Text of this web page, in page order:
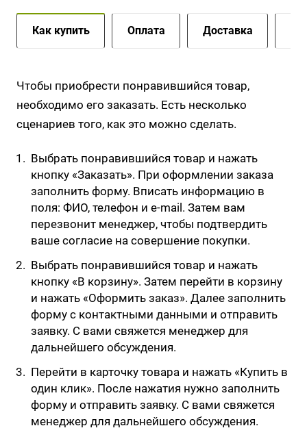
Как купить Оплата Доставка
Чтобы приобрести понравившийся товар,
необходимо его заказать. Есть несколько
сценариев того, как это можно сделать.
Выбрать понравившийся товар и нажать
кнопку «Заказать». При оформлении заказа
заполнить форму. Вписать информацию в
поля: ФИО, телефон и e-mail. Затем вам
перезвонит менеджер, чтобы подтвердить
ваше согласие на совершение покупки.
Выбрать понравившийся товар и нажать
кнопку «В корзину». Затем перейти в корзину
и нажать «Оформить заказ». Далее заполнить
форму с контактными данными и отправить
заявку. С вами свяжется менеджер для
дальнейшего обсуждения.
Перейти в карточку товара и нажать «Купить в
один клик». После нажатия нужно заполнить
форму и отправить заявку. С вами свяжется
менеджер для дальнейшего обсуждения.